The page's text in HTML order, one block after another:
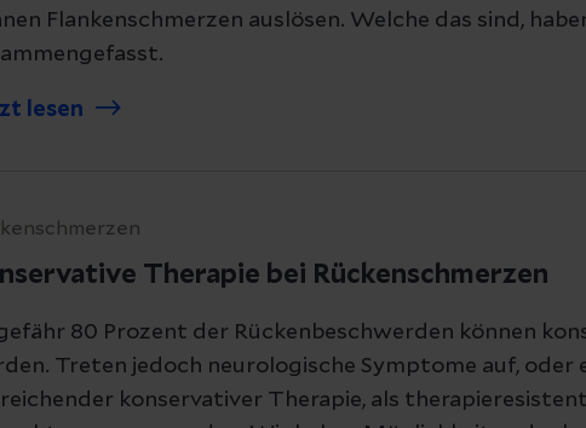
Flankenschmerzen auslösen. Welche das sind,
lesen
Therapie bei Rückenschmerzen
80 Prozent der Rückenbeschwerden können
Treten jedoch neurologische Symptome auf, oder
konservativer Therapie, als